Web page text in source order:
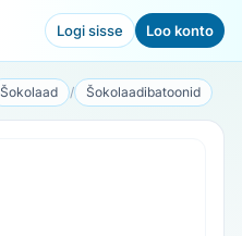
Logi sisse Loo konto
Šokolaad / Šokolaadibatoonid